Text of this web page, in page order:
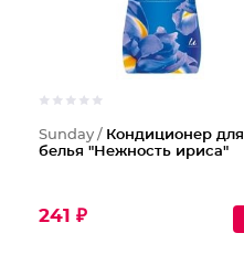
Sunday / Кондиционер для
белья "Нежность ириса"
241 ₽